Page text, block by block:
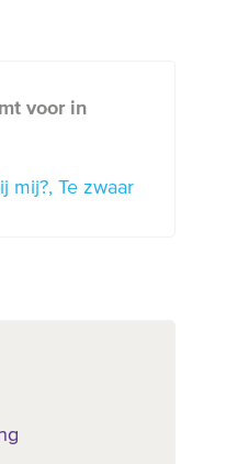
voor in
mij? Te zwaar